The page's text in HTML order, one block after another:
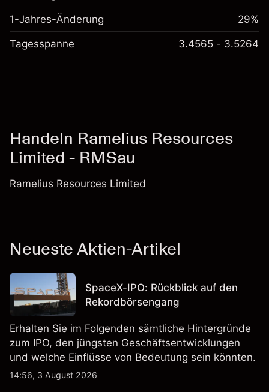
1-Jahres-Änderung 29%
Tagesspanne 3.4565 - 3.5264
Handeln Ramelius Resources
Limited - RMSau
Ramelius Resources Limited
Neueste Aktien-Artikel
SpaceX-IPO: Rückblick auf den
Rekordbörsengang
Erhalten Sie im Folgenden sämtliche Hintergründe
zum IPO, den jüngsten Geschäftsentwicklungen
und welche Einflüsse von Bedeutung sein könnten.
14:56, 3 August 2026